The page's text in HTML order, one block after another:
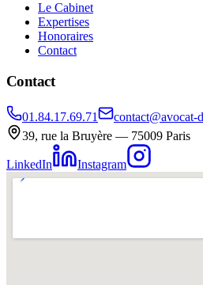
Le Cabinet
Expertises
Honoraires
Contact
Contact
01.84.17.69.71
contact@avocat-
39, rue la Bruyère — 75009 Paris
LinkedIn Instagram